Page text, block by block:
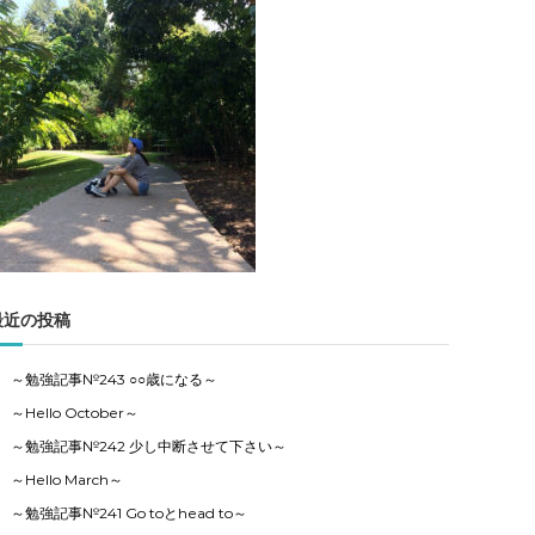
近の投稿
～勉強記事№243 ○○歳になる～
～Hello October～
～勉強記事№242 少し中断させて下さい～
～Hello March～
～勉強記事№241 Go toとhead to～